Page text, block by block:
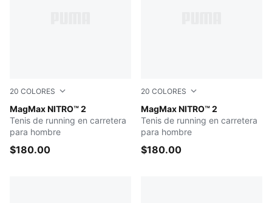
20 COLORES
MagMax NITRO™ 2
Apple Spritz-Lux Lime
Tenis de running en carretera
para hombre
$180.00
20 COLORES
MagMax NITRO™ 2
PUMA White-Glowing Red-
Tenis de running en carretera
para hombre
$180.00